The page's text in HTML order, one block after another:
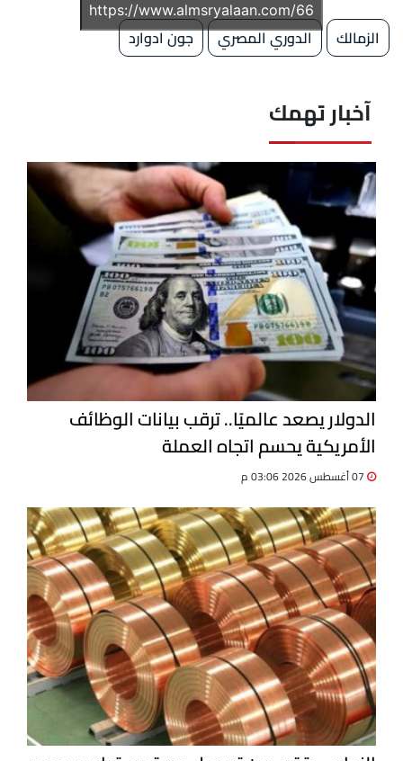
الزمالك الدوري المصري جون ادوارد
آخبار تهمك
الدولار يصعد عالميًا.. ترقب بيانات الوظائف
الأمريكية يحسم اتجاه العملة